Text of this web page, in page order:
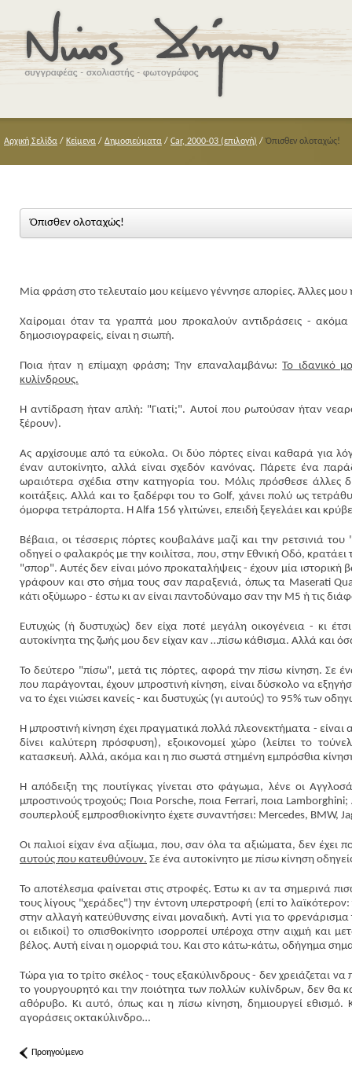
Αρχική Σελίδα / Κείμενα / Δημοσιεύματα / Car, 2000-03 (επιλογή) /Όπισθεν ολοταχώς!
Όπισθεν ολοταχώς!
Μία φράση στο τελευταίο μου κείμενο γέννησε απορίες. Άλλες
Χαίρομαι όταν τα γραπτά μου προκαλούν αντιδράσεις -
δημοσιογραφείς, είναι η σιωπή.
Ποια ήταν η επίμαχη φράση; Την επαναλαμβάνω:Το ιδανικό
κυλίνδρους.
Η αντίδραση ήταν απλή: "Γιατί;". Αυτοί που ρωτούσαν ήταν
ξέρουν).
Ας αρχίσουμε από τα εύκολα. Οι δύο πόρτες είναι καθαρά για
έναν αυτοκίνητο, αλλά είναι σχεδόν κανόνας. Πάρετε ένα
ωραιότερα σχέδια στην κατηγορία του. Μόλις πρόσθεσε άλλες
κοιτάξεις. Αλλά και το ξαδέρφι του το Golf, χάνει πολύ ως
όμορφα τετράπορτα. Η Alfa 156 γλιτώνει, επειδή ξεγελάει και
Βέβαια, οι τέσσερις πόρτες κουβαλάνε μαζί και την ρετσινιά
οδηγεί ο φαλακρός με την κοιλίτσα, που, στην Εθνική Οδό,
"σπορ". Αυτές δεν είναι μόνο προκαταλήψεις - έχουν μία
γράφουν και στο σήμα τους σαν παραξενιά, όπως τα Maserati
κάτι οξύμωρο - έστω κι αν είναι παντοδύναμο σαν την Μ5 ή τις
Ευτυχώς (ή δυστυχώς) δεν είχα ποτέ μεγάλη οικογένεια - κι
αυτοκίνητα της ζωής μου δεν είχαν καν …πίσω κάθισμα. Αλλά και
Το δεύτερο "πίσω", μετά τις πόρτες, αφορά την πίσω κίνηση. Σε
που παράγονται, έχουν μπροστινή κίνηση, είναι δύσκολο να
να το έχει νιώσει κανείς - και δυστυχώς (γι αυτούς) το 95% των
Η μπροστινή κίνηση έχει πραγματικά πολλά πλεονεκτήματα -
δίνει καλύτερη πρόσφυση), εξοικονομεί χώρο (λείπει το
κατασκευή. Αλλά, ακόμα και η πιο σωστά στημένη εμπρόσθια
Η απόδειξη της πουτίγκας γίνεται στο φάγωμα, λένε οι
μπροστινούς τροχούς; Ποια Porsche, ποια Ferrari, ποια
σουπερλούξ εμπροσθιοκίνητο έχετε συναντήσει: Mercedes, BMW,
Οι παλιοί είχαν ένα αξίωμα, που, σαν όλα τα αξιώματα, δεν έχει
αυτούς που κατευθύνουν. Σε ένα αυτοκίνητο με πίσω κίνηση
Το αποτέλεσμα φαίνεται στις στροφές. Έστω κι αν τα σημερινά
τους λίγους "χεράδες") την έντονη υπερστροφή (επί το
στην αλλαγή κατεύθυνσης είναι μοναδική. Αντί για το
οι ειδικοί) το οπισθοκίνητο ισορροπεί υπέροχα στην αιχμή και
βέλος. Αυτή είναι η ομορφιά του. Και στο κάτω-κάτω, οδήγημα
Τώρα για το τρίτο σκέλος - τους εξακύλινδρους - δεν χρειάζεται
το γουργουρητό και την ποιότητα των πολλών κυλίνδρων, δεν θα
αθόρυβο. Κι αυτό, όπως και η πίσω κίνηση, δημιουργεί εθισμό.
αγοράσεις οκτακύλινδρο…
Προηγούμενο